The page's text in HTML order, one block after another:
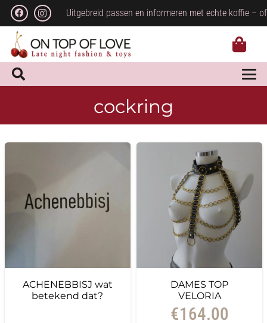
Uitgebreid passen en informeren met echte koffie –
cockring
ACHENEBBISJ wat
betekend dat?
DAMES TOP
VELORIA
€164.00